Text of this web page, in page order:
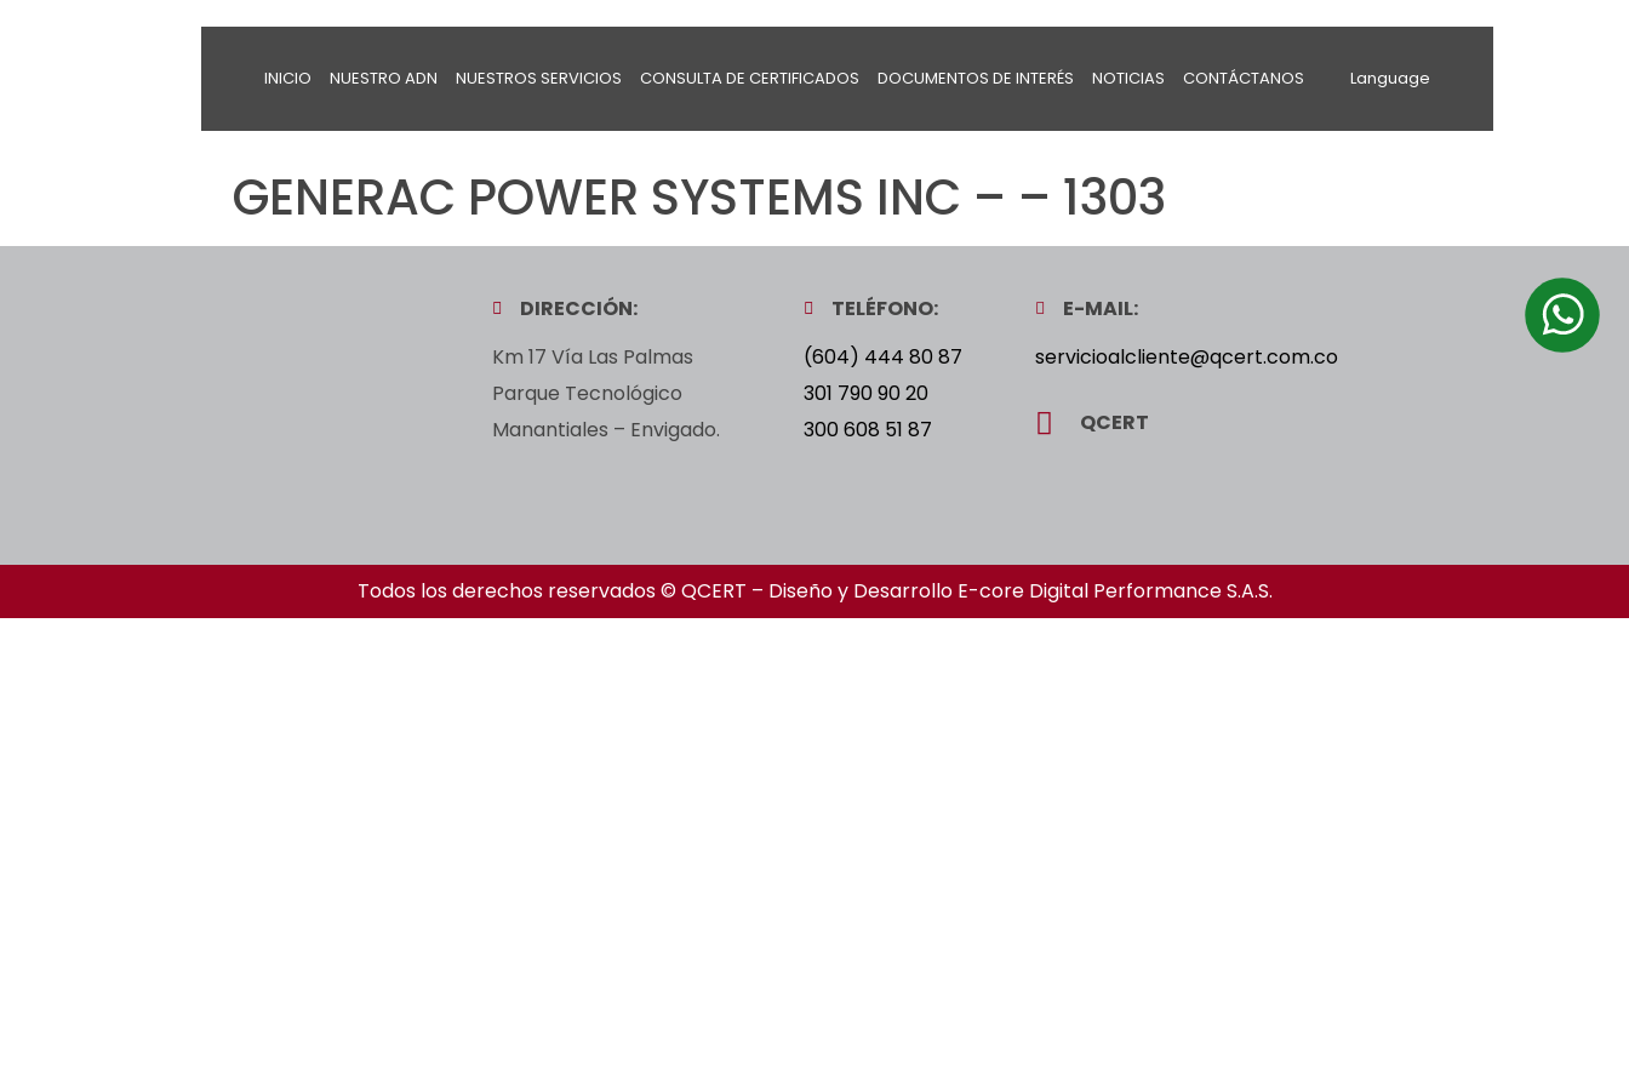
INICIO NUESTRO ADN NUESTROS SERVICIOS CONSULTA DE CERTIFICADOS DOCUMENTOS DE INTERÉS NOTICIAS CONTÁCTANOS Language
GENERAC POWER SYSTEMS INC – – 1303
DIRECCIÓN:
Km 17 Vía Las Palmas
Parque Tecnológico
Manantiales – Envigado.
TELÉFONO:
(604) 444 80 87
301 790 90 20
300 608 51 87
E-MAIL:
servicioalcliente@qcert.com.co
QCERT
Todos los derechos reservados © QCERT – Diseño y Desarrollo E-core Digital Performance S.A.S.